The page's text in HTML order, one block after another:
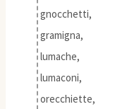
gnocchetti,
gramigna,
lumache,
lumaconi,
orecchiette,